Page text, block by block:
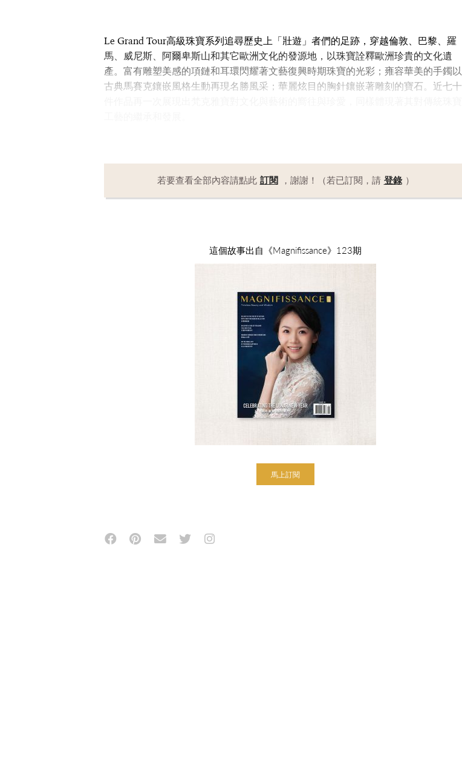
Le Grand Tour高級珠寶系列追尋歷史上「壯遊」者們的足跡，穿越倫敦、巴黎、羅
馬、威尼斯、阿爾卑斯山和其它歐洲文化的發源地，以珠寶詮釋歐洲珍貴的文化遺
產。富有雕塑美感的項鏈和耳環閃耀著文藝復興時期珠寶的光彩；雍容華美的手鐲以
古典馬賽克鑲嵌風格生動再現名勝風采；華麗炫目的胸針鑲嵌著雕刻的寶石。近七十
若要查看全部內容請點此 訂閱 ，謝謝！（若已訂閱，請 登錄 ）
這個故事出自《Magnifissance》123期
馬上訂閱